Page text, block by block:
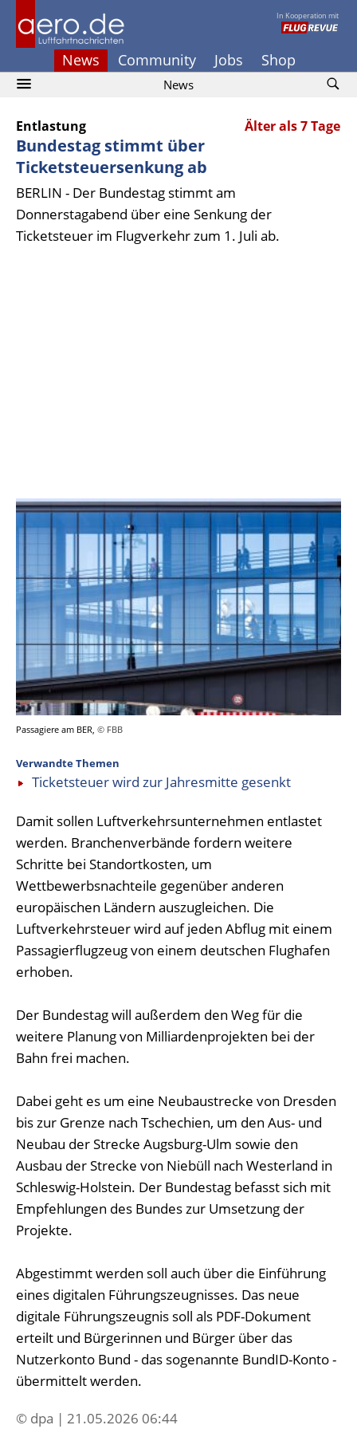
In Kooperation mit
News Community Jobs Shop
News
Entlastung Älter als 7 Tage
Bundestag stimmt über
Ticketsteuersenkung ab
BERLIN - Der Bundestag stimmt am
Donnerstagabend über eine Senkung der
Ticketsteuer im Flugverkehr zum 1. Juli ab.
Passagiere am BER, © FBB
Verwandte Themen
Ticketsteuer wird zur Jahresmitte gesenkt
Damit sollen Luftverkehrsunternehmen entlastet
werden. Branchenverbände fordern weitere
Schritte bei Standortkosten, um
Wettbewerbsnachteile gegenüber anderen
europäischen Ländern auszugleichen. Die
Luftverkehrsteuer wird auf jeden Abflug mit einem
Passagierflugzeug von einem deutschen Flughafen
erhoben.
Der Bundestag will außerdem den Weg für die
weitere Planung von Milliardenprojekten bei der
Bahn frei machen.
Dabei geht es um eine Neubaustrecke von Dresden
bis zur Grenze nach Tschechien, um den Aus- und
Neubau der Strecke Augsburg-Ulm sowie den
Ausbau der Strecke von Niebüll nach Westerland in
Schleswig-Holstein. Der Bundestag befasst sich mit
Empfehlungen des Bundes zur Umsetzung der
Projekte.
Abgestimmt werden soll auch über die Einführung
eines digitalen Führungszeugnisses. Das neue
digitale Führungszeugnis soll als PDF-Dokument
erteilt und Bürgerinnen und Bürger über das
Nutzerkonto Bund - das sogenannte BundID-Konto -
übermittelt werden.
© dpa | 21.05.2026 06:44